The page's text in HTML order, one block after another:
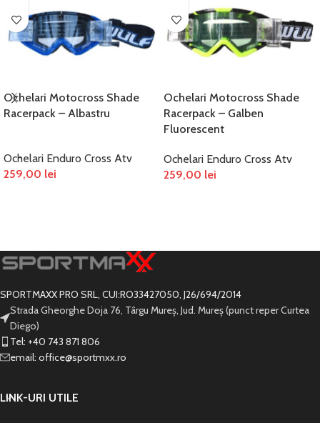
Ochelari Motocross Shade
Racerpack – Albastru
Ochelari Enduro Cross Atv
259,00 lei
Ochelari Motocross Shade
Racerpack – Galben
Fluorescent
Ochelari Enduro Cross Atv
259,00 lei
SPORTMAXX PRO SRL, CUI:RO33427050, J26/694/2014
Strada Gheorghe Doja 76, Târgu Mureș, Jud. Mureș (punct reper Curtea
Diego)
Tel: +40 743 871 806
email: office@sportmxx.ro
LINK-URI UTILE